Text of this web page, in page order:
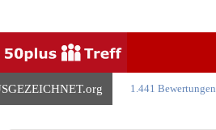
.org 1.441 Bewertungen